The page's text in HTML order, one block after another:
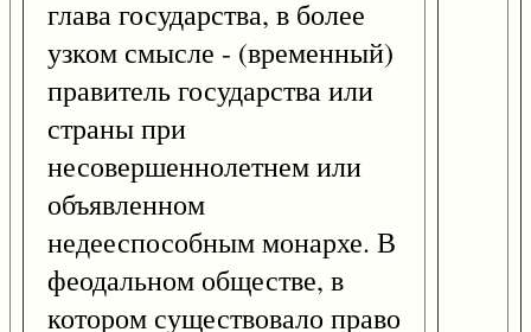
глава государства, в более
узком смысле - (временный)
правитель государства или
страны при
несовершеннолетнем или
объявленном
недееспособным монархе. В
феодальном обществе, в
котором существовало право